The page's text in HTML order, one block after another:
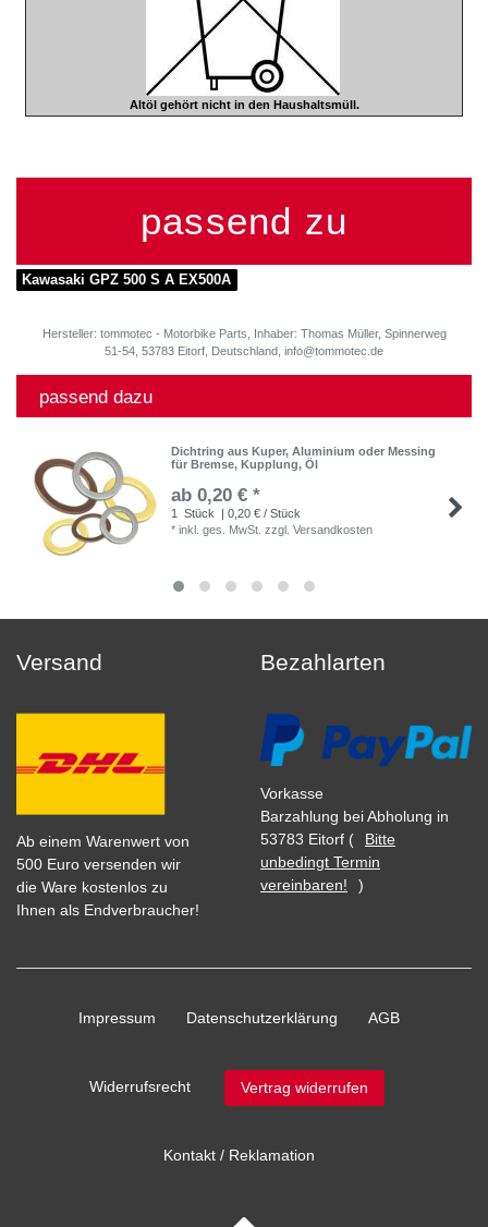
Altöl gehört nicht in den Haushaltsmüll.
passend zu
Kawasaki GPZ 500 S A EX500A
Hersteller: tommotec - Motorbike Parts, Inhaber: Thomas Müller, Spinnerweg
51-54, 53783 Eitorf, Deutschland, info@tommotec.de
passend dazu
Dichtring aus Kuper, Aluminium oder Messing
für Bremse, Kupplung, Öl
ab 0,20 € *
1 Stück
| 0,20 € / Stück
*inkl. ges. MwSt. zzgl.Versandkosten
Versand
Ab einem Warenwert von
500 Euro versenden wir
die Ware kostenlos zu
Ihnen als Endverbraucher!
Bezahlarten
Vorkasse
Barzahlung bei Abholung in
53783 Eitorf (
Bitte
unbedingt Termin
vereinbaren!
)
Impressum Daten­schutz­erklärung AGB
Widerrufs­recht Vertrag widerrufen
Kontakt / Reklamation